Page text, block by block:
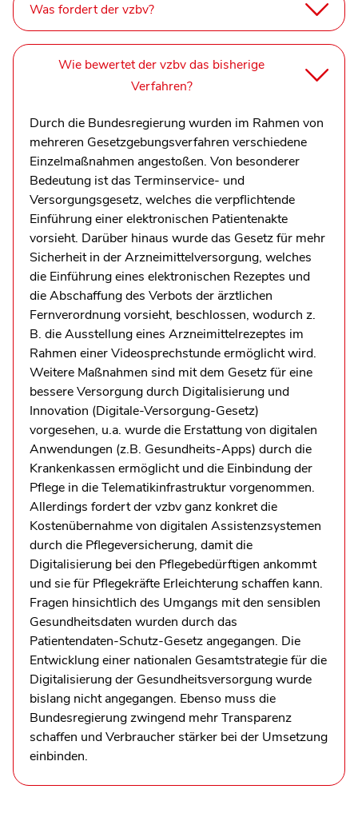
Was fordert der vzbv?
Wie bewertet der vzbv das bisherige
Verfahren?
Durch die Bundesregierung wurden im Rahmen von
mehreren Gesetzgebungsverfahren verschiedene
Einzelmaßnahmen angestoßen. Von besonderer
Bedeutung ist das Terminservice- und
Versorgungsgesetz, welches die verpflichtende
Einführung einer elektronischen Patientenakte
vorsieht. Darüber hinaus wurde das Gesetz für mehr
Sicherheit in der Arzneimittelversorgung, welches
die Einführung eines elektronischen Rezeptes und
die Abschaffung des Verbots der ärztlichen
Fernverordnung vorsieht, beschlossen, wodurch z.
B. die Ausstellung eines Arzneimittelrezeptes im
Rahmen einer Videosprechstunde ermöglicht wird.
Weitere Maßnahmen sind mit dem Gesetz für eine
bessere Versorgung durch Digitalisierung und
Innovation (Digitale-Versorgung-Gesetz)
vorgesehen, u.a. wurde die Erstattung von digitalen
Anwendungen (z.B. Gesundheits-Apps) durch die
Krankenkassen ermöglicht und die Einbindung der
Pflege in die Telematikinfrastruktur vorgenommen.
Allerdings fordert der vzbv ganz konkret die
Kostenübernahme von digitalen Assistenzsystemen
durch die Pflegeversicherung, damit die
Digitalisierung bei den Pflegebedürftigen ankommt
und sie für Pflegekräfte Erleichterung schaffen kann.
Fragen hinsichtlich des Umgangs mit den sensiblen
Gesundheitsdaten wurden durch das
Patientendaten-Schutz-Gesetz angegangen. Die
Entwicklung einer nationalen Gesamtstrategie für die
Digitalisierung der Gesundheitsversorgung wurde
bislang nicht angegangen. Ebenso muss die
Bundesregierung zwingend mehr Transparenz
schaffen und Verbraucher stärker bei der Umsetzung
einbinden.